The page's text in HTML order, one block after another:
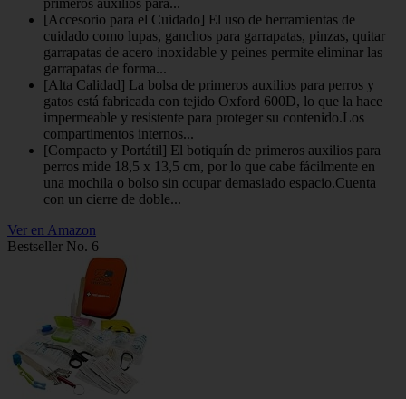
primeros auxilios para...
[Accesorio para el Cuidado] El uso de herramientas de
cuidado como lupas, ganchos para garrapatas, pinzas, quitar
garrapatas de acero inoxidable y peines permite eliminar las
garrapatas de forma...
[Alta Calidad] La bolsa de primeros auxilios para perros y
gatos está fabricada con tejido Oxford 600D, lo que la hace
impermeable y resistente para proteger su contenido.Los
compartimentos internos...
[Compacto y Portátil] El botiquín de primeros auxilios para
perros mide 18,5 x 13,5 cm, por lo que cabe fácilmente en
una mochila o bolso sin ocupar demasiado espacio.Cuenta
con un cierre de doble...
Ver en Amazon
Bestseller No. 6